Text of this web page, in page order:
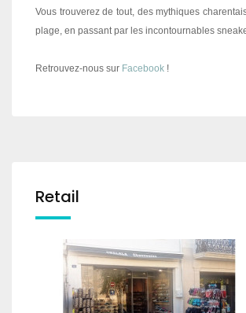
Vous trouverez de tout, des mythiques
plage, en passant par les incontournables
Retrouvez-nous sur Facebook !
Retail